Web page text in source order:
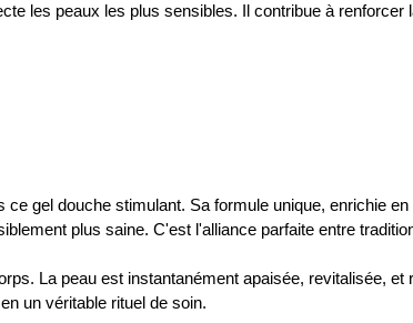
les peaux les plus sensibles. Il contribue à
gel douche stimulant. Sa formule unique, enrichie
plus saine. C'est l'alliance parfaite entre
La peau est instantanément apaisée, revitalisée,
un véritable rituel de soin.